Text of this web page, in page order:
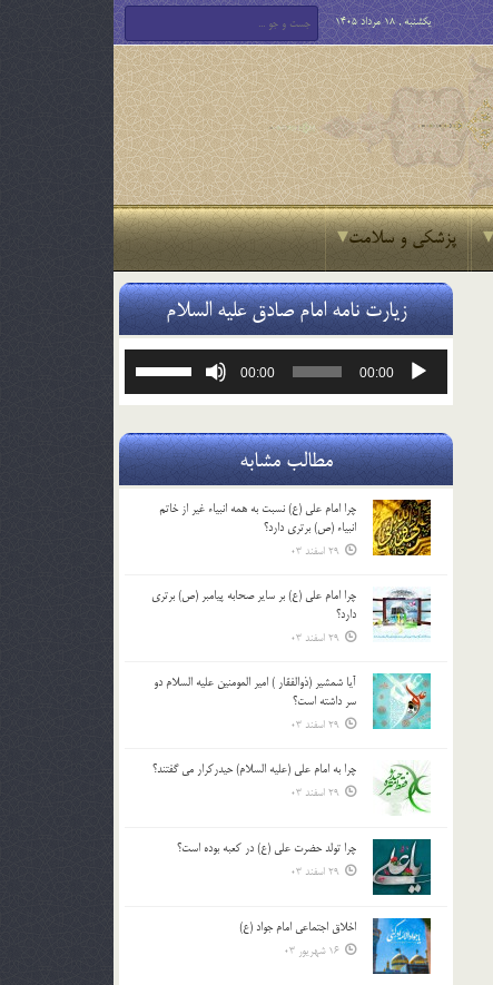
یکشنبه , 18 مرداد 1405
پزشکی و سلامت
زیارت نامه امام صادق علیه السلام
پخش‌کننده
00:00
00:00
یا
صدا
کلیدهای
مطالب مشابه
چرا امام علی (ع) نسبت به همه انبیاء غیر از خاتم
انبیاء (ص) برتری دارد؟
29 اسفند 03
چرا امام علی (ع) بر سایر صحابه پیامبر (ص) برتری
دارد؟
29 اسفند 03
آیا شمشیر (ذوالفقار ) امیر المومنین علیه السلام دو
سر داشته است؟
29 اسفند 03
چرا به امام علی (علیه السلام) حیدرکرار می گفتند؟
29 اسفند 03
چرا تولد حضرت علی (ع) در کعبه بوده است؟
29 اسفند 03
اخلاق اجتماعی امام جواد (ع)
16 شهریور 03